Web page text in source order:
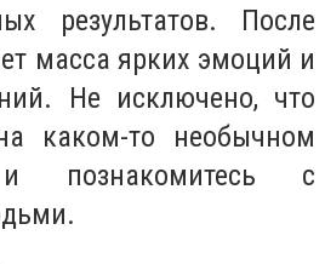
результатов. После
масса ярких эмоций и
Не исключено, что
каком-то необычном
и познакомитесь с